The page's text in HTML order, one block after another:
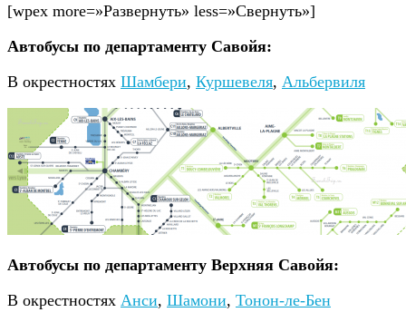
[wpex more=»Развернуть» less=»Свернуть»]
Автобусы по департаменту Савойя:
В окрестностях Шамбери, Куршевеля, Альбервиля
Автобусы по департаменту Верхняя Савойя:
В окрестностях Анси, Шамони, Тонон-ле-Бен